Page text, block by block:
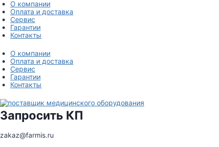
Перейти
к
содержимому
О компании
Оплата и доставка
Сервис
Гарантии
Контакты
О компании
Оплата и доставка
Сервис
Гарантии
Контакты
Запросить КП
zakaz@farmis.ru